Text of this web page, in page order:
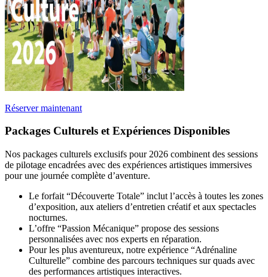
Réserver maintenant
Packages Culturels et Expériences Disponibles
Nos packages culturels exclusifs pour 2026 combinent des sessions
de pilotage encadrées avec des expériences artistiques immersives
pour une journée complète d’aventure.
Le forfait “Découverte Totale” inclut l’accès à toutes les zones
d’exposition, aux ateliers d’entretien créatif et aux spectacles
nocturnes.
L’offre “Passion Mécanique” propose des sessions
personnalisées avec nos experts en réparation.
Pour les plus aventureux, notre expérience “Adrénaline
Culturelle” combine des parcours techniques sur quads avec
des performances artistiques interactives.